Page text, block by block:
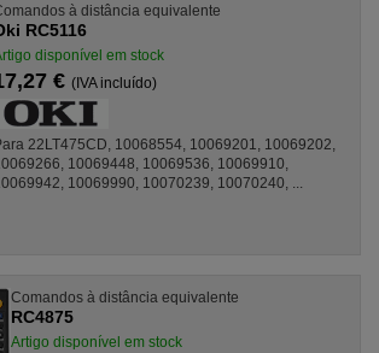
à distância equivalente
RC5116
disponível em stock
€(IVA incluído)
22LT475CD, 10068554, 10069201, 10069202,
10069448, 10069536, 10069910,
10069990, 10070239, 10070240, ...
Comandos à distância equivalente
RC4875
Artigo disponível em stock